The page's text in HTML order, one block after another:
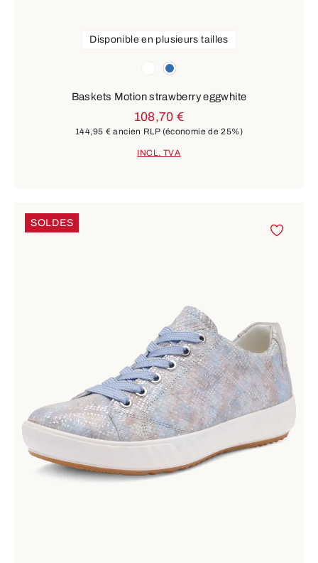
blancbleu
Disponible en plusieurs tailles
Baskets Motion strawberry eggwhite
108,70 €
144,95 € ancien RLP (économie de 25%)
INCL. TVA
SOLDES